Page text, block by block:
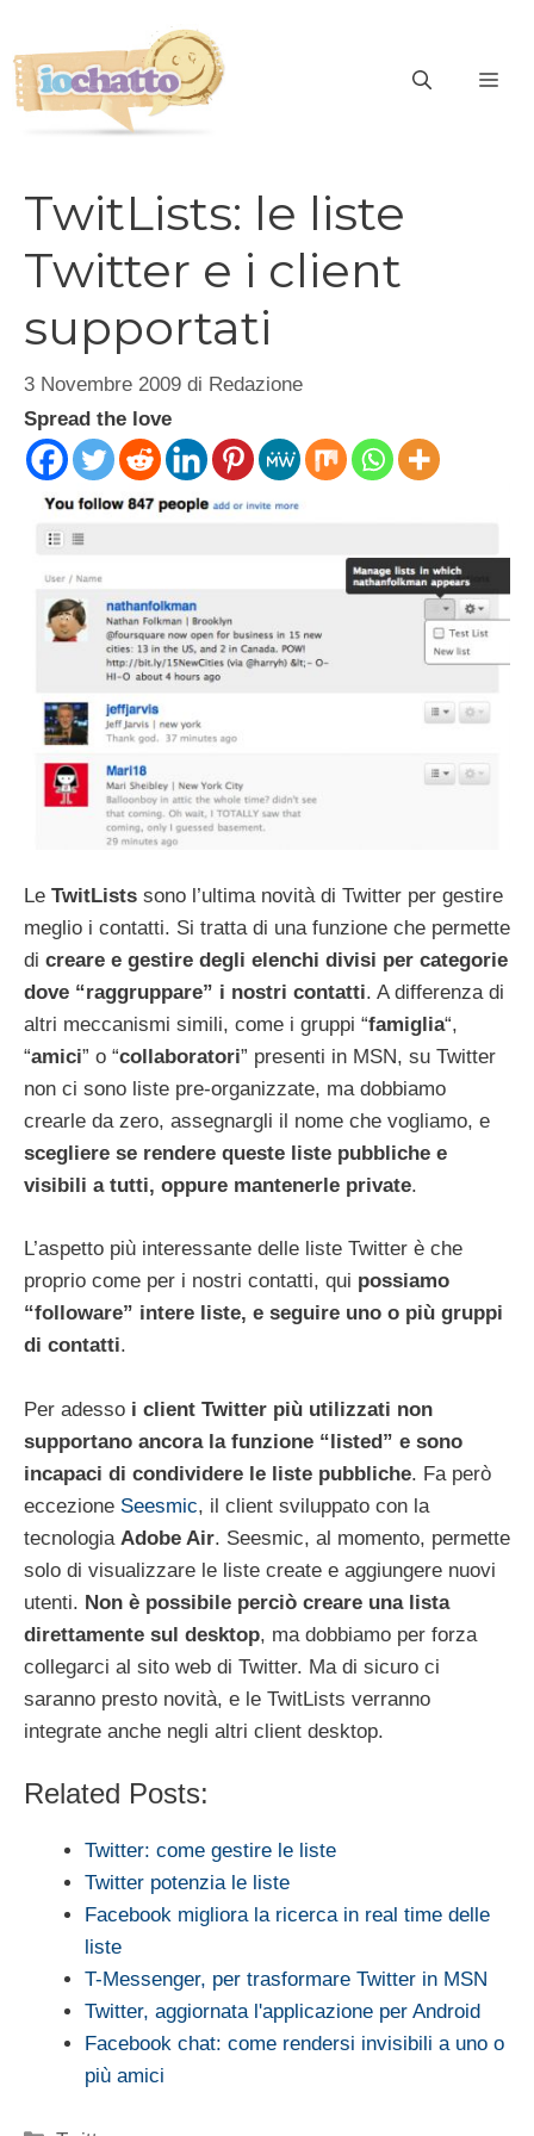
contenuto
TwitLists: le liste
Twitter e i client
supportati
3 Novembre 2009 di Redazione
Spread the love
Le TwitLists sono l’ultima novità di Twitter per gestire
meglio i contatti. Si tratta di una funzione che permette
di creare e gestire degli elenchi divisi per categorie
dove “raggruppare” i nostri contatti. A differenza di
altri meccanismi simili, come i gruppi “famiglia“,
“amici” o “collaboratori” presenti in MSN, su Twitter
non ci sono liste pre-organizzate, ma dobbiamo
crearle da zero, assegnargli il nome che vogliamo, e
scegliere se rendere queste liste pubbliche e
visibili a tutti, oppure mantenerle private.
L’aspetto più interessante delle liste Twitter è che
proprio come per i nostri contatti, qui possiamo
“followare” intere liste, e seguire uno o più gruppi
di contatti.
Per adesso i client Twitter più utilizzati non
supportano ancora la funzione “listed” e sono
incapaci di condividere le liste pubbliche. Fa però
eccezione Seesmic, il client sviluppato con la
tecnologia Adobe Air. Seesmic, al momento, permette
solo di visualizzare le liste create e aggiungere nuovi
utenti. Non è possibile perciò creare una lista
direttamente sul desktop, ma dobbiamo per forza
collegarci al sito web di Twitter. Ma di sicuro ci
saranno presto novità, e le TwitLists verranno
integrate anche negli altri client desktop.
Related Posts:
Twitter: come gestire le liste
Twitter potenzia le liste
Facebook migliora la ricerca in real time delle
liste
T-Messenger, per trasformare Twitter in MSN
Twitter, aggiornata l'applicazione per Android
Facebook chat: come rendersi invisibili a uno o
più amici